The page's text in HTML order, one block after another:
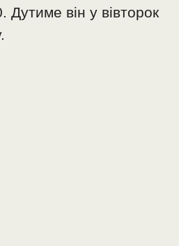
Дутиме він у вівторок